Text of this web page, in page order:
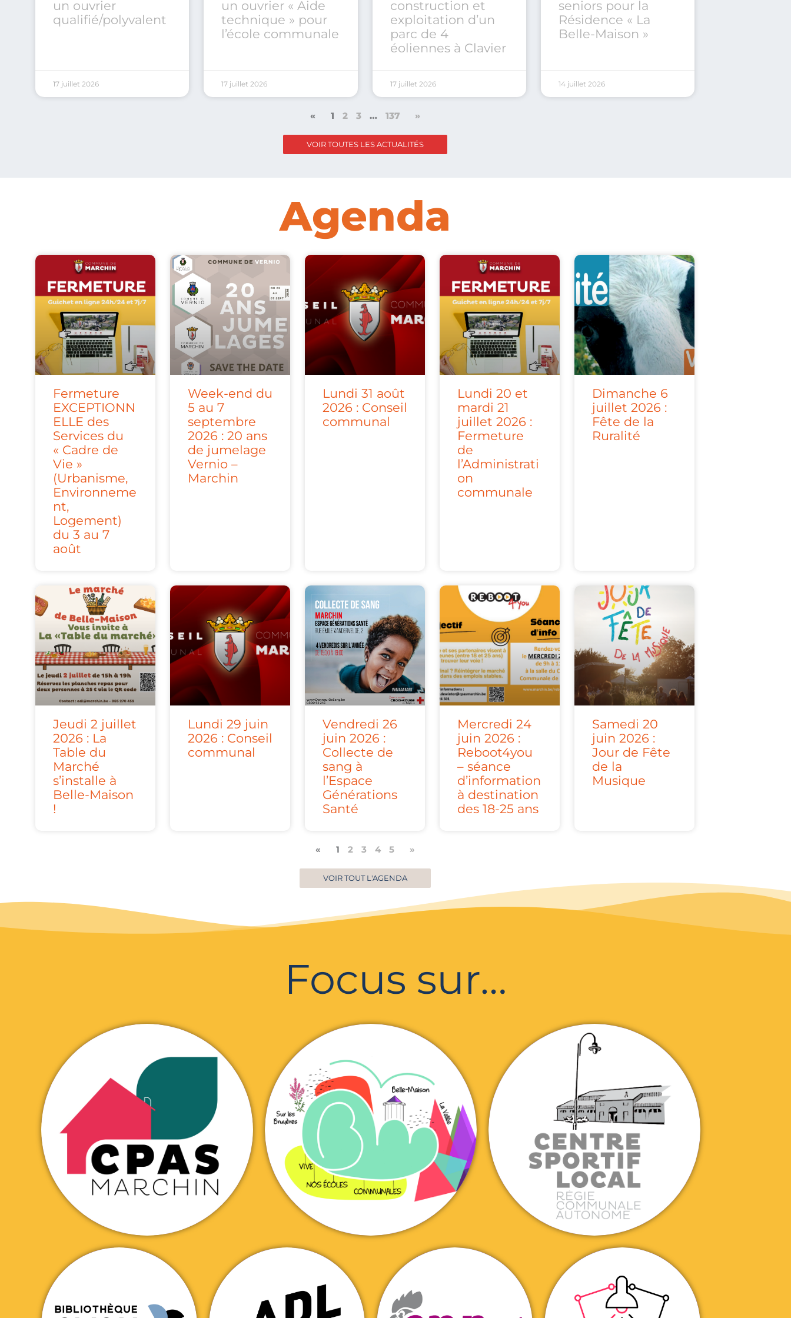
un ouvrier
qualifié/polyvalent
17 juillet 2026
un ouvrier « Aide
technique » pour
l’école communale
17 juillet 2026
construction et
exploitation d’un
parc de 4
éoliennes à Clavier
17 juillet 2026
seniors pour la
Résidence « La
Belle-Maison »
14 juillet 2026
« 1 2 3 … 137 »
VOIR TOUTES LES ACTUALITÉS
Agenda
Fermeture
EXCEPTIONN
ELLE des
Services du
« Cadre de
Vie »
(Urbanisme,
Environneme
nt,
Logement)
du 3 au 7
août
Week-end du
5 au 7
septembre
2026 : 20 ans
de jumelage
Vernio –
Marchin
Lundi 31 août
2026 : Conseil
communal
Lundi 20 et
mardi 21
juillet 2026 :
Fermeture
de
l’Administrati
on
communale
Dimanche 6
juillet 2026 :
Fête de la
Ruralité
Jeudi 2 juillet
2026 : La
Table du
Marché
s’installe à
Belle-Maison
!
Lundi 29 juin
2026 : Conseil
communal
Vendredi 26
juin 2026 :
Collecte de
sang à
l’Espace
Générations
Santé
Mercredi 24
juin 2026 :
Reboot4you
– séance
d’information
à destination
des 18-25 ans
Samedi 20
juin 2026 :
Jour de Fête
de la
Musique
«
g
1
g
e
2
a
g
e
3
g
e
4
a
g
e
5 »
VOIR TOUT L'AGENDA
Focus sur…